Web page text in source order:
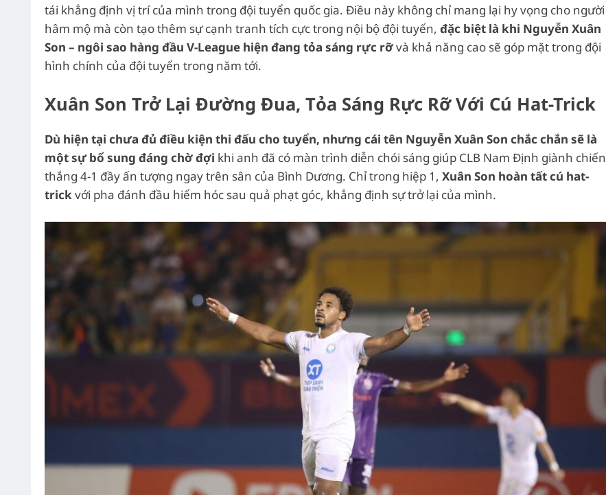
tái khẳng định vị trí của mình trong đội tuyển quốc gia. Điều này không chỉ mang lại hy vọng cho người
hâm mộ mà còn tạo thêm sự cạnh tranh tích cực trong nội bộ đội tuyển, đặc biệt là khi Nguyễn Xuân
Son – ngôi sao hàng đầu V-League hiện đang tỏa sáng rực rỡvà khả năng cao sẽ góp mặt trong đội
hình chính của đội tuyển trong năm tới.
Xuân Son Trở Lại Đường Đua, Tỏa Sáng Rực Rỡ Với Cú Hat-Trick
Dù hiện tại chưa đủ điều kiện thi đấu cho tuyển, nhưng cái tên Nguyễn Xuân Son chắc chắn sẽ là
một sự bổ sung đáng chờ đợi khi anh đã có màn trình diễn chói sáng giúp CLB Nam Định giành chiến
thắng 4-1 đầy ấn tượng ngay trên sân của Bình Dương. Chỉ trong hiệp 1, Xuân Son hoàn tất cú hat-
trickvới pha đánh đầu hiểm hóc sau quả phạt góc, khẳng định sự trở lại của mình.